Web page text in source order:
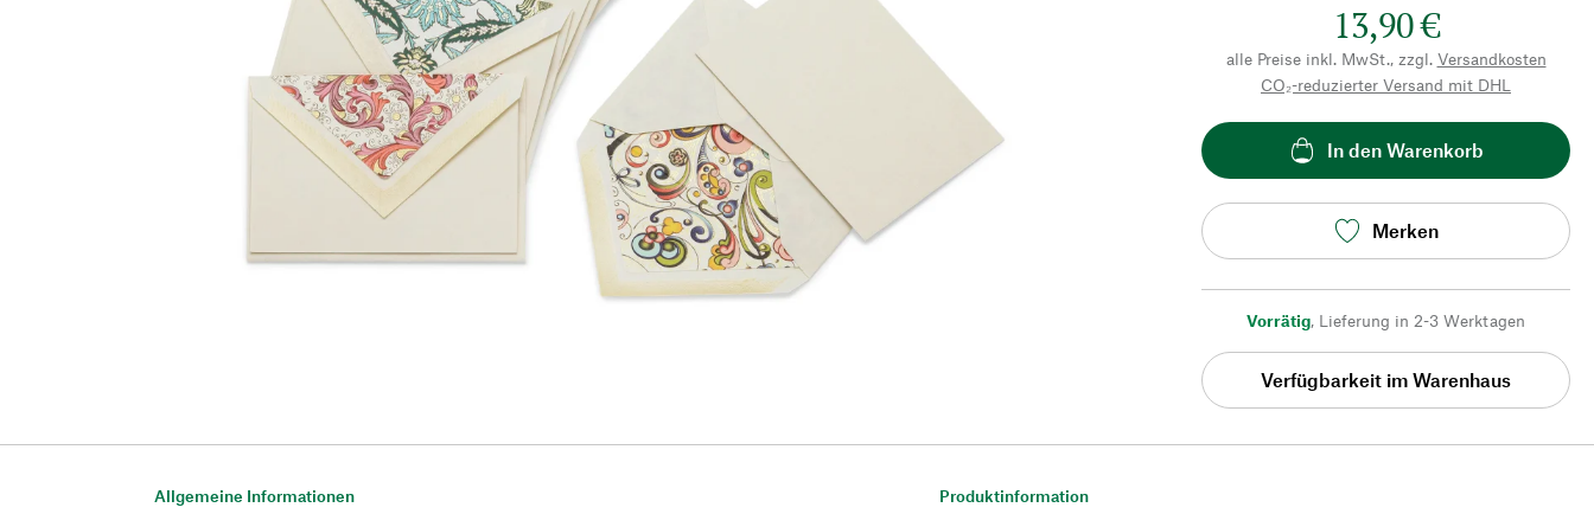
13,90 €
alle Preise inkl. MwSt., zzgl. Versandkosten
CO₂-reduzierter Versand mit DHL
In den Warenkorb
Merken
Vorrätig, Lieferung in 2-3 Werktagen
Verfügbarkeit im Warenhaus
Allgemeine Informationen Produktinformation